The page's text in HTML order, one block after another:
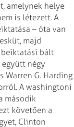
amelynek helye
is létezett. A
– óta van
majd
beiktatási bált
együtt négy
Warren G. Harding
A washingtoni
második
követően a
Clinton